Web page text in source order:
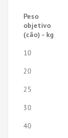
Peso
objetivo
(cão) - kg
10
20
25
30
40